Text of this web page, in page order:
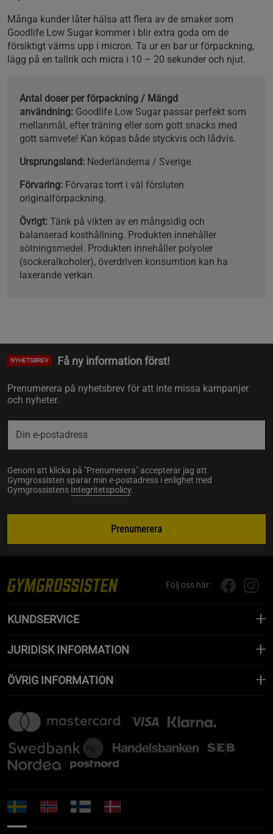
Många kunder låter hälsa att flera av de smaker som
Goodlife Low Sugar kommer i blir extra goda om de
försiktigt värms upp i micron. Ta ur en bar ur förpackning,
lägg på en tallrik och micra i 10 – 20 sekunder och njut.
Antal doser per förpackning / Mängd
användning: Goodlife Low Sugar passar perfekt som
mellanmål, efter träning eller som gott snacks med
gott samvete! Kan köpas både styckvis och lådvis.
Ursprungsland: Nederländerna / Sverige.
Förvaring: Förvaras torrt i väl försluten
originalförpackning.
Övrigt: Tänk på vikten av en mångsidig och
balanserad kosthållning. Produkten innehåller
sötningsmedel. Produkten innehåller polyoler
(sockeralkoholer), överdriven konsumtion kan ha
laxerande verkan.
NYHETSBREV Få ny information först!
Prenumerera på nyhetsbrev för att inte missa kampanjer
och nyheter.
Genom att klicka på "Prenumerera" accepterar jag att
Gymgrossisten sparar min e-postadress i enlighet med
Gymgrossistens Integritetspolicy.
Prenumerera
Följ oss här:
KUNDSERVICE
JURIDISK INFORMATION
ÖVRIG INFORMATION